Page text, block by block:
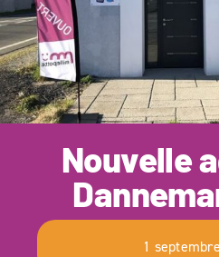
DEMANDER
DEVENIR
Nouvelle
1